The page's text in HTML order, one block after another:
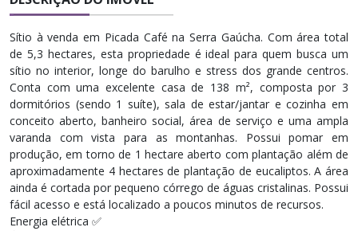
Sítio à venda em Picada Café na Serra Gaúcha. Com área total
de 5,3 hectares, esta propriedade é ideal para quem busca um
sítio no interior, longe do barulho e stress dos grande centros.
Conta com uma excelente casa de 138 m², composta por 3
dormitórios (sendo 1 suíte), sala de estar/jantar e cozinha em
conceito aberto, banheiro social, área de serviço e uma ampla
varanda com vista para as montanhas. Possui pomar em
produção, em torno de 1 hectare aberto com plantação além de
aproximadamente 4 hectares de plantação de eucaliptos. A área
ainda é cortada por pequeno córrego de águas cristalinas. Possui
fácil acesso e está localizado a poucos minutos de recursos.
Energia elétrica ✅